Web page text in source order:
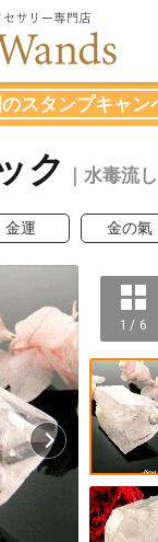
スタンプキャン
ク ｜水毒流
金運 金の氣
1 / 6